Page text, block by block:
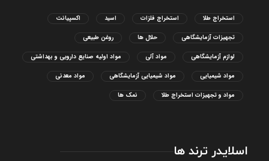
استخراج طلا استخراج فلزات اسید اکسپیانت
تجهیزات آزمایشگاهی حلال ها روغن طبیعی
لوازم آزمایشگاهی مواد آلی مواد اولیه صنایع دارویی و بهداشتی
مواد شیمیایی مواد شیمیایی آزمایشگاهی مواد معدنی
مواد و تجهیزات استخراج طلا نمک ها
اسلایدر ترند ها